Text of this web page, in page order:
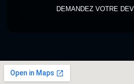
DEMANDEZ VOTRE